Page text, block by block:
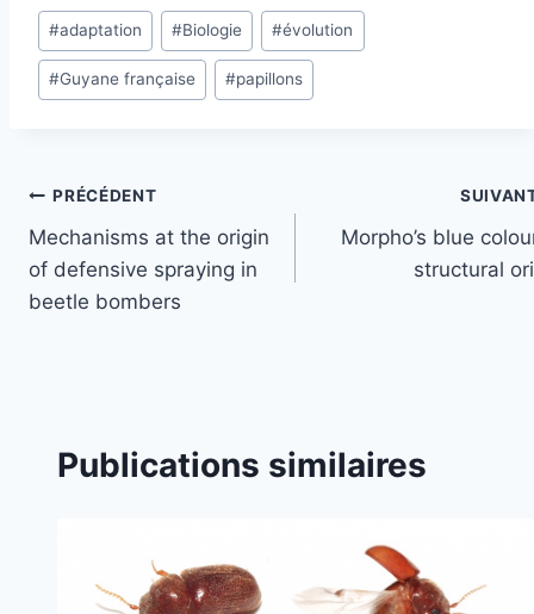
Étiquettes
de
la
#adaptation #Biologie #évolution
#Guyane française #papillons
Navigation
de
l’article
PRÉCÉDENT
Mechanisms at the origin
of defensive spraying in
beetle bombers
Morpho’s blue
structural
Publications similaires